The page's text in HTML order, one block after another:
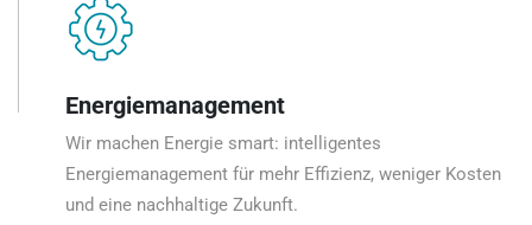
Energiemanagement
Wir machen Energie smart: intelligentes
Energiemanagement für mehr Effizienz, weniger Kosten
und eine nachhaltige Zukunft.